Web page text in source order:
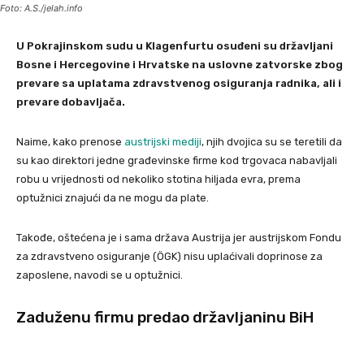
Foto: A.S./jelah.info
U Pokrajinskom sudu u Klagenfurtu osuđeni su državljani
Bosne i Hercegovine i Hrvatske na uslovne zatvorske zbog
prevare sa uplatama zdravstvenog osiguranja radnika, ali i
prevare dobavljača.
Naime, kako prenose austrijski mediji, njih dvojica su se teretili da
su kao direktori jedne građevinske firme kod trgovaca nabavljali
robu u vrijednosti od nekoliko stotina hiljada evra, prema
optužnici znajući da ne mogu da plate.
Takođe, oštećena je i sama država Austrija jer austrijskom Fondu
za zdravstveno osiguranje (ÖGK) nisu uplaćivali doprinose za
zaposlene, navodi se u optužnici.
Zaduženu firmu predao državljaninu BiH